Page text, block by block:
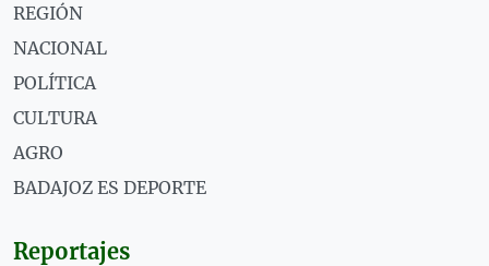
REGIÓN
NACIONAL
POLÍTICA
CULTURA
AGRO
BADAJOZ ES DEPORTE
Reportajes